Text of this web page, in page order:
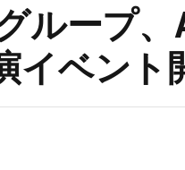
ループ
イベント